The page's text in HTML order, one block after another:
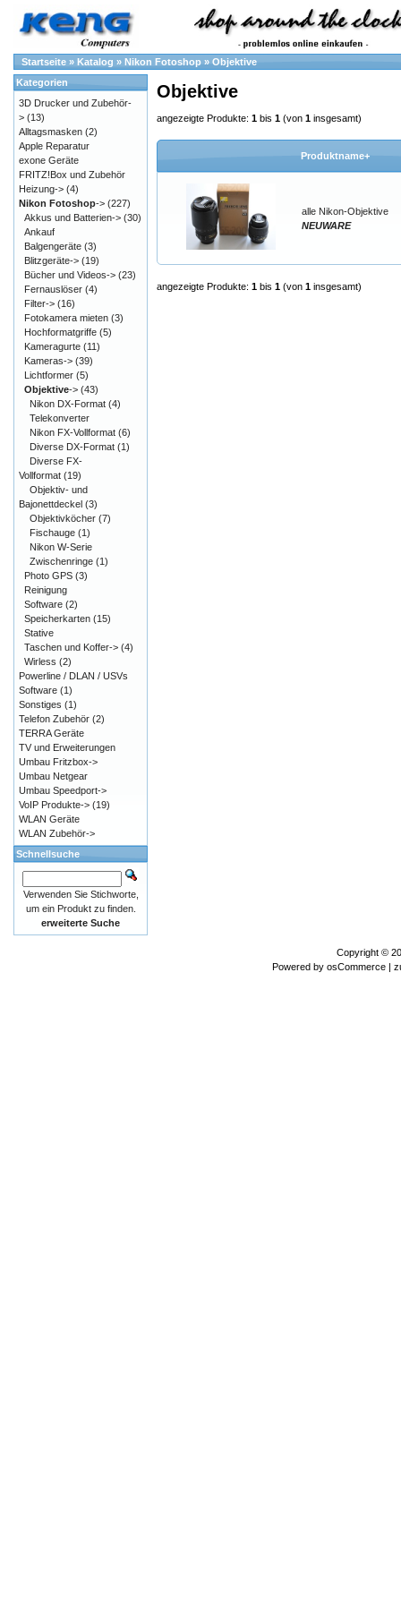
Startseite » Katalog » Nikon Fotoshop » Objektive
Objektive
angezeigte Produkte: 1 bis 1 (von 1 insgesamt)
Produktname+
alle Nikon-Objektive
NEUWARE
angezeigte Produkte: 1 bis 1 (von 1 insgesamt)
Kategorien
3D Drucker und Zubehör-
> (13)
Alltagsmasken (2)
Apple Reparatur
exone Geräte
FRITZ!Box und Zubehör
Heizung-> (4)
Nikon Fotoshop-> (227)
Akkus und Batterien-> (30)
Ankauf
Balgengeräte (3)
Blitzgeräte-> (19)
Bücher und Videos-> (23)
Fernauslöser (4)
Filter-> (16)
Fotokamera mieten (3)
Hochformatgriffe (5)
Kameragurte (11)
Kameras-> (39)
Lichtformer (5)
Objektive-> (43)
Nikon DX-Format (4)
Telekonverter
Nikon FX-Vollformat (6)
Diverse DX-Format (1)
Diverse FX-
Vollformat (19)
Objektiv- und
Bajonettdeckel (3)
Objektivköcher (7)
Fischauge (1)
Nikon W-Serie
Zwischenringe (1)
Photo GPS (3)
Reinigung
Software (2)
Speicherkarten (15)
Stative
Taschen und Koffer-> (4)
Wirless (2)
Powerline / DLAN / USVs
Software (1)
Sonstiges (1)
Telefon Zubehör (2)
TERRA Geräte
TV und Erweiterungen
Umbau Fritzbox->
Umbau Netgear
Umbau Speedport->
VoIP Produkte-> (19)
WLAN Geräte
WLAN Zubehör->
Schnellsuche
Verwenden Sie Stichworte,
um ein Produkt zu finden.
erweiterte Suche
Copyright ©
Powered by osCommerce |